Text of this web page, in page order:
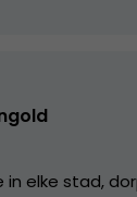
in elke stad,